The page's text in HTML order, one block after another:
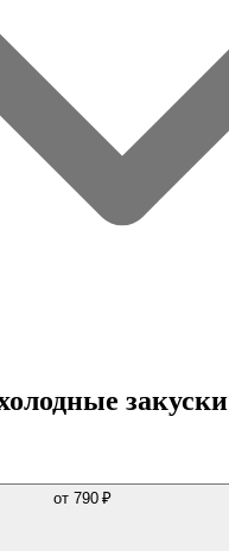
закуски
от 790 ₽